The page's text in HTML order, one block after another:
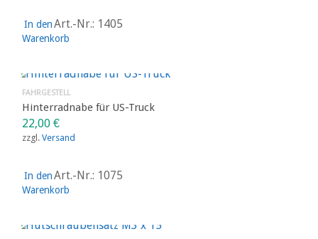
In den
Warenkorb
Art.-Nr.: 1405
FAHRGESTELL
Hinterradnabe für US-Truck
22,00 €
zzgl. Versand
In den
Warenkorb
Art.-Nr.: 1075